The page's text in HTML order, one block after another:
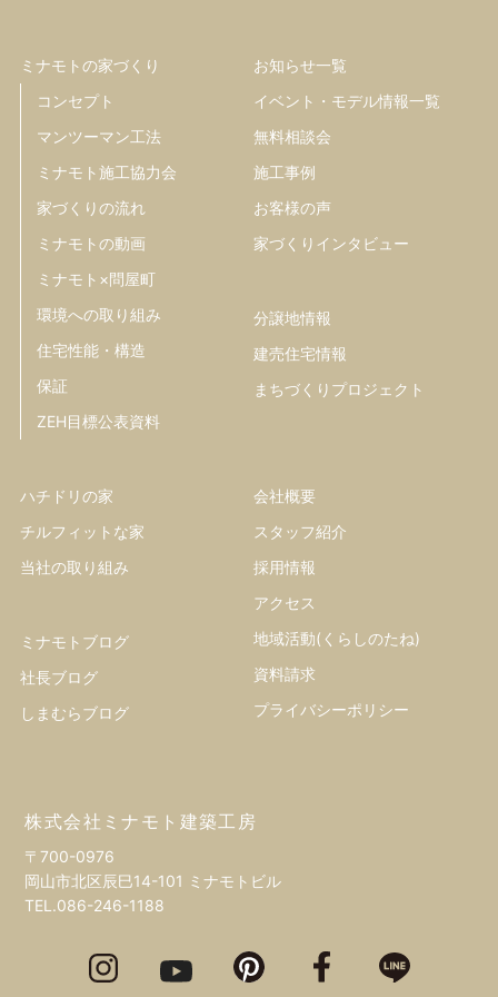
ミナモトの家づくり
コンセプト
マンツーマン工法
ミナモト施工協力会
家づくりの流れ
ミナモトの動画
ミナモト×問屋町
環境への取り組み
住宅性能・構造
保証
ZEH目標公表資料
お知らせ一覧
イベント・モデル情報一覧
無料相談会
施工事例
お客様の声
家づくりインタビュー
分譲地情報
建売住宅情報
まちづくりプロジェクト
ハチドリの家
チルフィットな家
当社の取り組み
ミナモトブログ
社長ブログ
しまむらブログ
会社概要
スタッフ紹介
採用情報
アクセス
地域活動(くらしのたね)
資料請求
プライバシーポリシー
株式会社ミナモト建築工房
〒700-0976
岡山市北区辰巳14-101 ミナモトビル
TEL.086-246-1188